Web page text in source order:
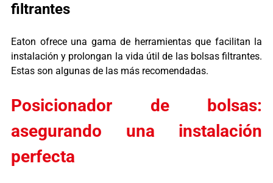
filtrantes
Eaton ofrece una gama de herramientas que facilitan la
instalación y prolongan la vida útil de las bolsas filtrantes.
Estas son algunas de las más recomendadas.
Posicionador de bolsas:
asegurando una instalación
perfecta